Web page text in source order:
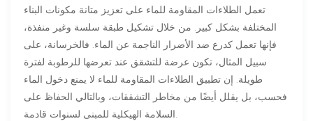
تعمل الطلاءات المقاومة للماء على تعزيز متانة مكونات البناء
المختلفة بشكل كبير. من خلال تشكيل طبقة سلسة وغير منفذة،
فإنها تعمل كدرع ضد الأضرار الناجمة عن الماء. فالخرسانة، على
سبيل المثال، تكون عرضة للتشقق عند تعرضها للرطوبة لفترة
طويلة. إن تطبيق الطلاءات المقاومة للماء لا يمنع دخول الماء
فحسب، بل يقلل أيضًا من مخاطر التشققات، وبالتالي الحفاظ على
السلامة الهيكلية للمبنى لسنوات قادمة.